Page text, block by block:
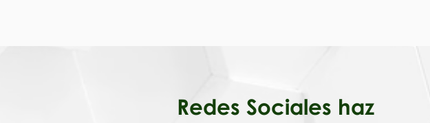
Redes Sociales haz